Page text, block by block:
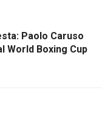
Paolo Caruso
World Boxing Cup